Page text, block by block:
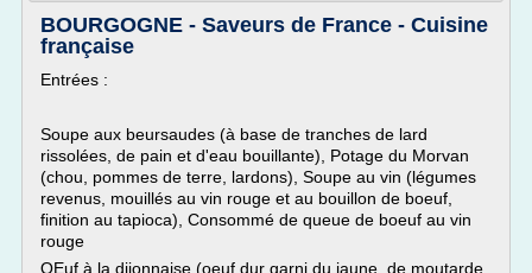
BOURGOGNE - Saveurs de France - Cuisine
française
Entrées :
Soupe aux beursaudes (à base de tranches de lard
rissolées, de pain et d'eau bouillante), Potage du Morvan
(chou, pommes de terre, lardons), Soupe au vin (légumes
revenus, mouillés au vin rouge et au bouillon de boeuf,
finition au tapioca), Consommé de queue de boeuf au vin
rouge
OEuf à la dijonnaise (oeuf dur garni du jaune, de moutarde,